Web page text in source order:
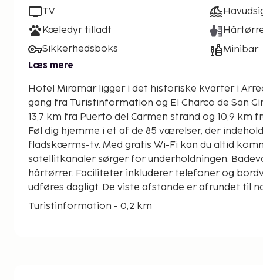
TV
Kæledyr tilladt
Sikkerhedsboks
Minibar
Læs mere
Hotel Miramar ligger i det historiske kvarter i
gang fra Turistinformation og El Charco de San Gines. Dette hotel
13,7 km fra Puerto del Carmen strand og 10,9 km
Føl dig hjemme i et af de 85 værelser, der
fladskærms-tv. Med gratis Wi-Fi kan du altid
satellitkanaler sørger for underholdningen.
hårtørrer. Faciliteter inkluderer telefoner og
udføres dagligt. De viste afstande er afrundet til
Turistinformation - 0,2 km